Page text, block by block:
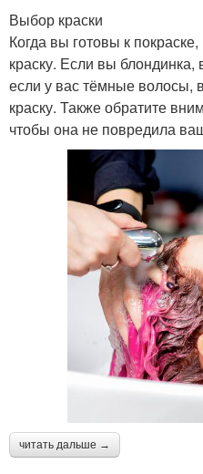
Выбор краски
Когда вы готовы к
краску. Если вы блондинка,
если у вас тёмные волосы,
краску. Также обратите
чтобы она не повредила
читать дальше →